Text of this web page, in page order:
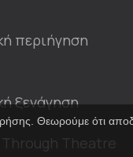
Θεωρούμε ότι
περιήγηση
ξενάγηση
Theatre